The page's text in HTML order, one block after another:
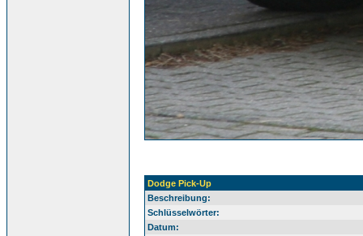
Dodge Pick-Up
Beschreibung:
Schlüsselwörter:
Datum: